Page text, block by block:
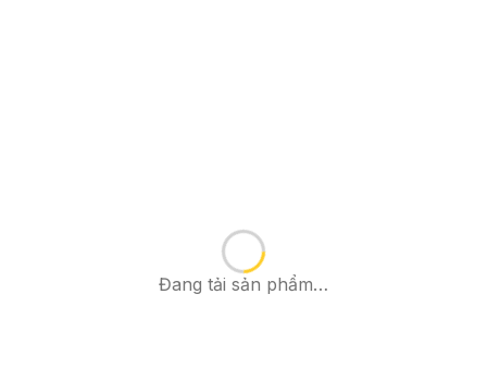
Đang tải sản phẩm…